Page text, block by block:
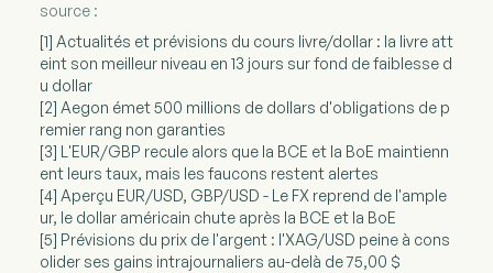
source :
[1] Actualités et prévisions du cours livre/dollar : la livre att
eint son meilleur niveau en 13 jours sur fond de faiblesse d
u dollar
[2] Aegon émet 500 millions de dollars d'obligations de p
remier rang non garanties
[3] L'EUR/GBP recule alors que la BCE et la BoE maintienn
ent leurs taux, mais les faucons restent alertes
[4] Aperçu EUR/USD, GBP/USD - Le FX reprend de l'ample
ur, le dollar américain chute après la BCE et la BoE
[5] Prévisions du prix de l'argent : l'XAG/USD peine à cons
olider ses gains intrajournaliers au-delà de 75,00 $